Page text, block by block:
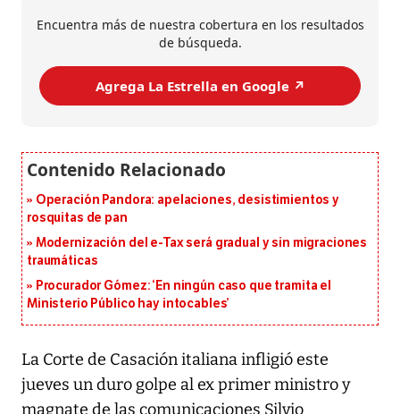
Encuentra más de nuestra cobertura en los resultados
de búsqueda.
Agrega La Estrella en Google ↗️
Operación Pandora: apelaciones, desistimientos y
rosquitas de pan
Modernización del e-Tax será gradual y sin migraciones
traumáticas
Procurador Gómez: ‘En ningún caso que tramita el
Ministerio Público hay intocables’
La Corte de Casación italiana infligió este
jueves un duro golpe al ex primer ministro y
magnate de las comunicaciones Silvio